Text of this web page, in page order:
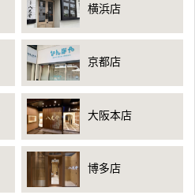
横浜店
京都店
大阪本店
博多店